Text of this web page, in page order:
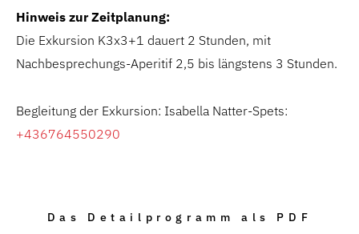
Hinweis zur Zeitplanung:
Die Exkursion K3x3+1 dauert 2 Stunden, mit
Nachbesprechungs-Aperitif 2,5 bis längstens 3 Stunden.
Begleitung der Exkursion: Isabella Natter-Spets:
+436764550290
Das Detailprogramm als PDF